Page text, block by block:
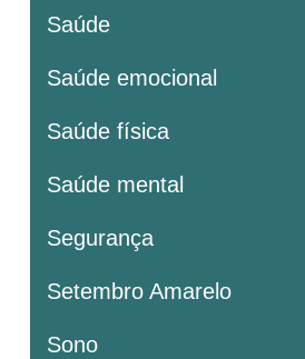
Saúde
Saúde emocional
Saúde física
Saúde mental
Segurança
Setembro Amarelo
Sono